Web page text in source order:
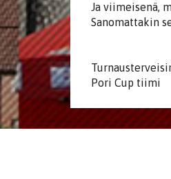
Ja viimeisenä,
Sanomattakin
Pori Cup tiimi